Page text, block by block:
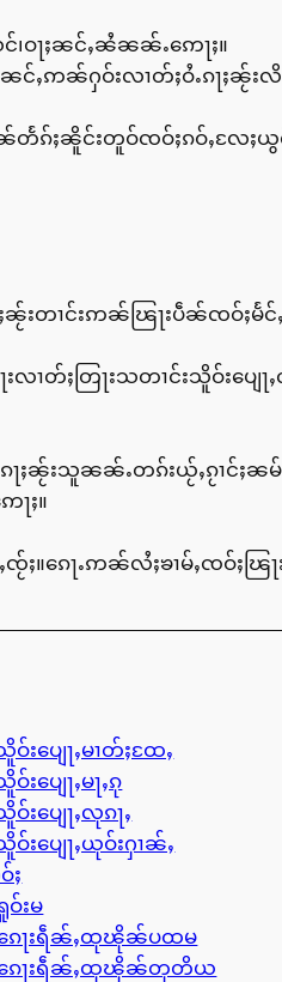
၊ဝႃႈၼင်ႇၼႆၼၼ်ႉဢေႃႈ။
ႇဢၼ်ႁဝ်းလၢတ်ႈဝႆႉၵႃႈၼႂ်းလိ
ၵ်ႈၼိူင်းတူဝ်ၸဝ်ႈၵဝ်ႇလႄႈယွ
ၼႂ်းတၢင်းဢၼ်ၽြႃးပဵၼ်ၸဝ်ႈ
တ်ႈတြႃးသတၢင်းသိူဝ်းပျေႃ
ၵႃႈၼႂ်းသူၼၼ်ႉတၵ်းယႂ်ႇၵႂၢင်ႈၼ
ႃႈ။
။ၵေႃႉဢၼ်လႆႈၶၢမ်ႇၸဝ်ႈၽြ
းပျေႃႇမၢတ်ႈထႄႇ
းပျေႃႇမႃႇၵု
းပျေႃႇလုၵႃႇ
းပျေႃႇယုဝ်းႁၢၼ်ႇ
ႈ
ဝ်းမ
ၵေႃးရဵၼ်ႇထုၽိုၼ်ပထမ
ႉၵေႃးရဵၼ်ႇထုၽိုၼ်တုတိယ